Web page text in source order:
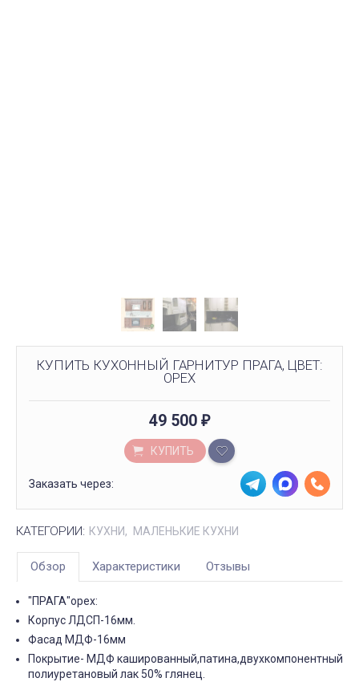
КУПИТЬ КУХОННЫЙ ГАРНИТУР ПРАГА, ЦВЕТ:
ОРЕХ
49 500 ₽
КУПИТЬ
Заказать через:
КАТЕГОРИИ: КУХНИ МАЛЕНЬКИЕ КУХНИ
Обзор Характеристики Отзывы
"ПРАГА"орех:
Корпус ЛДСП-16мм.
Фасад МДФ-16мм
Покрытие- МДФ кашированный,патина,двухкомпонентный
полиуретановый лак 50% глянец.